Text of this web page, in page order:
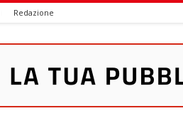
Redazione